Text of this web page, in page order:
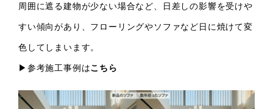
周囲に遮る建物が少ない場合など、日差しの影響を受けや
すい傾向があり、フローリングやソファなど日に焼けて変
色してしまいます。
▶参考施工事例はこちら